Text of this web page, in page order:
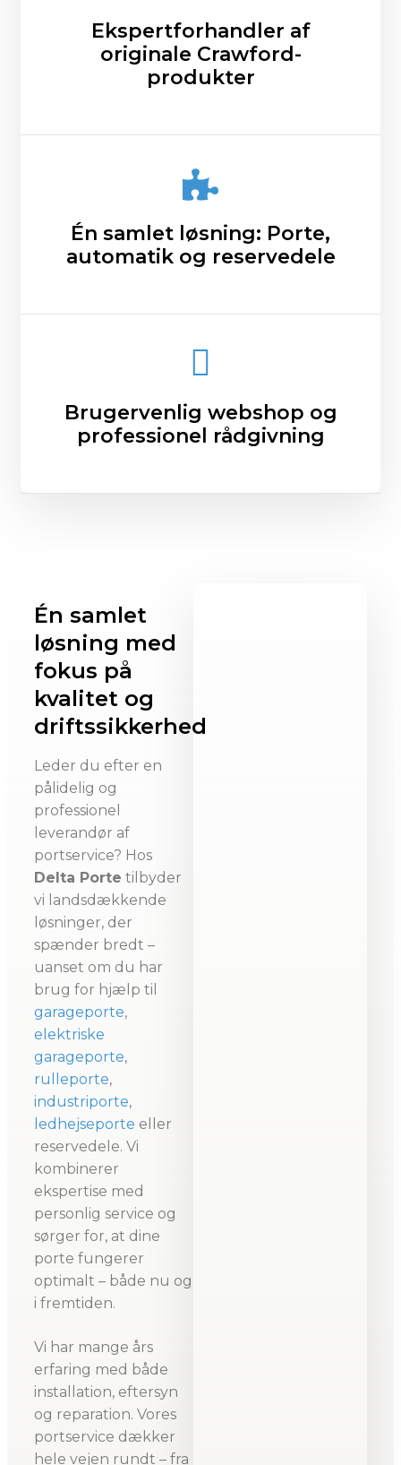
Ekspertforhandler af
originale Crawford-
produkter
Én samlet løsning: Porte,
automatik og reservedele
Brugervenlig webshop og
professionel rådgivning
Én samlet
løsning med
fokus på
kvalitet og
driftssikkerhed
Leder du efter en
pålidelig og
professionel
leverandør af
portservice? Hos
Delta Porte tilbyder
vi landsdækkende
løsninger, der
spænder bredt –
uanset om du har
brug for hjælp til
garageporte,
elektriske
garageporte,
rulleporte,
industriporte,
ledhejseporte eller
reservedele. Vi
kombinerer
ekspertise med
personlig service og
sørger for, at dine
porte fungerer
optimalt – både nu og
i fremtiden.
Vi har mange års
erfaring med både
installation, eftersyn
og reparation. Vores
portservice dækker
hele vejen rundt – fra